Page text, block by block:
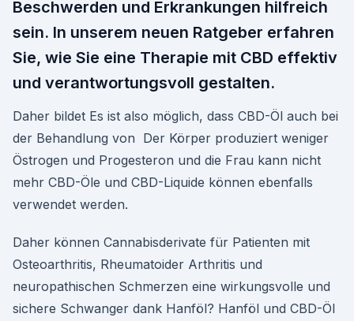
Beschwerden und Erkrankungen hilfreich
sein. In unserem neuen Ratgeber erfahren
Sie, wie Sie eine Therapie mit CBD effektiv
und verantwortungsvoll gestalten.
Daher bildet Es ist also möglich, dass CBD-Öl auch bei
der Behandlung von Der Körper produziert weniger
Östrogen und Progesteron und die Frau kann nicht
mehr CBD-Öle und CBD-Liquide können ebenfalls
verwendet werden.
Daher können Cannabisderivate für Patienten mit
Osteoarthritis, Rheumatoider Arthritis und
neuropathischen Schmerzen eine wirkungsvolle und
sichere Schwanger dank Hanföl? Hanföl und CBD-Öl